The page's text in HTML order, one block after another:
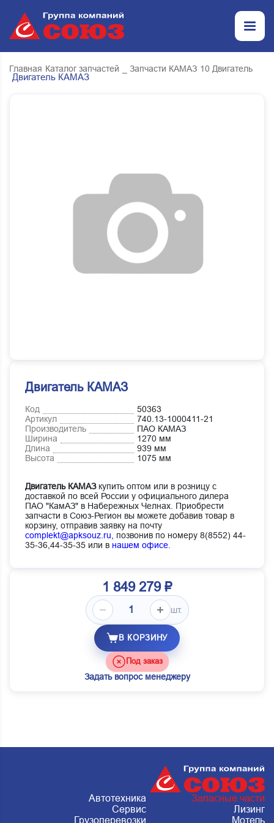
Главная Каталог запчастей _ Запчасти КАМАЗ 10 Двигатель
Двигатель КАМАЗ
Двигатель КАМАЗ
Код
50363
Артикул
740.13-1000411-21
Производитель
ПАО КАМАЗ
Ширина
1270 мм
Длина
939 мм
Высота
1075 мм
Двигатель КАМАЗкупить оптом или в розницу с
доставкой по всей России у официального дилера
ПАО "КамАЗ" в Набережных Челнах. Приобрести
запчасти в Союз-Регион вы можете добавив товар в
корзину, отправив заявку на почту
complekt@apksouz.ru,
позвонив по номеру 8(8552) 44-
35-36,44-35-35 или в нашем офисе
1 849 279 ₽
шт.
В КОРЗИНУ
Под заказ
Задать вопрос менеджеру
Автотехника
Запасные части
Сервис
Лизинг
Грузоперевозки
Мотель